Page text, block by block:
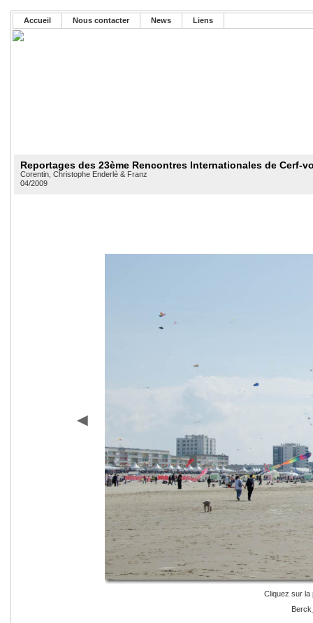
Accueil Nous contacter News Liens
Reportages des 23ème Rencontres Internationales de Cerf-
Corentin, Christophe Enderlè & Franz
04/2009
Cliquez sur la